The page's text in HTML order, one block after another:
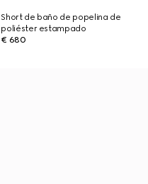
Short de baño de popelina de
poliéster estampado
€ 680